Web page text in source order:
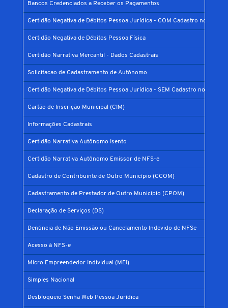
Bancos Credenciados a Receber os Pagamentos
Certidão Negativa de Débitos Pessoa Jurídica - COM Cadastro no
Certidão Negativa de Débitos Pessoa Física
Certidão Narrativa Mercantil - Dados Cadastrais
Solicitacao de Cadastramento de Autônomo
Certidão Negativa de Débitos Pessoa Jurídica - SEM Cadastro no
Cartão de Inscrição Municipal (CIM)
Informações Cadastrais
Certidão Narrativa Autônomo Isento
Certidão Narrativa Autônomo Emissor de NFS-e
Cadastro de Contribuinte de Outro Município (CCOM)
Cadastramento de Prestador de Outro Município (CPOM)
Declaração de Serviços (DS)
Denúncia de Não Emissão ou Cancelamento Indevido de NFSe
Acesso à NFS-e
Micro Empreendedor Individual (MEI)
Simples Nacional
Desbloqueio Senha Web Pessoa Jurídica